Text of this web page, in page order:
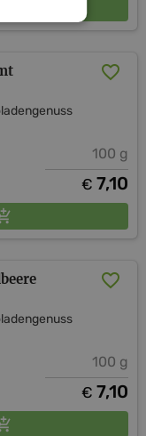
100 g
€ 7,10
100 g
€ 7,10